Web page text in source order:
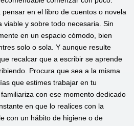
en el libro de cuentos o novela
viable y sobre todo necesaria. Sin
en un espacio cómodo, bien
solo o sola. Y aunque resulte
recalcar que a escribir se aprende
Procura que sea a la misma
que estimes trabajar en tu
con ese momento dedicado
en que lo realices con la
con un hábito de higiene o de